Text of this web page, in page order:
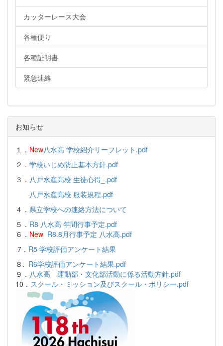
カッターレース大会
各種便り
各種証明書
緊急連絡
お知らせ
１． New八水高 学校紹介リーフレット.pdf
２． 学校いじめ防止基本方針.pdf
３． 八戸水産高校 生徒心得_.pdf
八戸水産高校 服装規程.pdf
４． 県立学校への連絡方法について
５． R8 八水高 年間行事予定.pdf
６． New R8.8月行事予定 八水高.pdf
7． R5 学校評価アンケート結果
８. R6学校評価アンケート結果.pdf
９． 八水高 運動部・文化部活動に係る活動方針.pdf
10． スクール・ミッション及びスクール・ポリシー.pdf